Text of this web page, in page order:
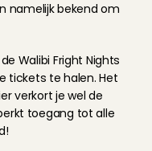
namelijk bekend om
Walibi Fright Nights
tickets te halen. Het
verkort je wel de
toegang tot alle